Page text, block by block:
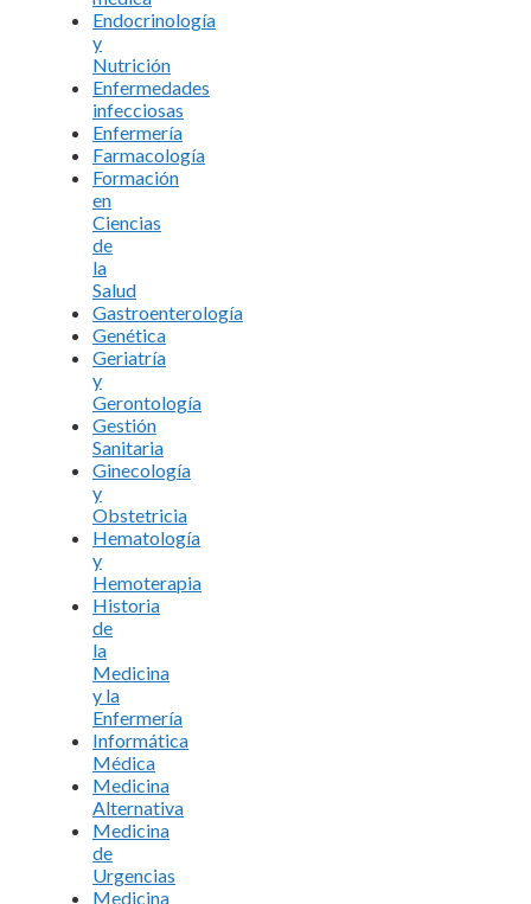
Endocrinología
y
Nutrición
Enfermedades
infecciosas
Enfermería
Farmacología
Formación
en
Ciencias
de
la
Salud
Gastroenterología
Genética
Geriatría
y
Gerontología
Gestión
Sanitaria
Ginecología
y
Obstetricia
Hematología
y
Hemoterapia
Historia
de
la
Medicina
y la
Enfermería
Informática
Médica
Medicina
Alternativa
Medicina
de
Urgencias
Medicina